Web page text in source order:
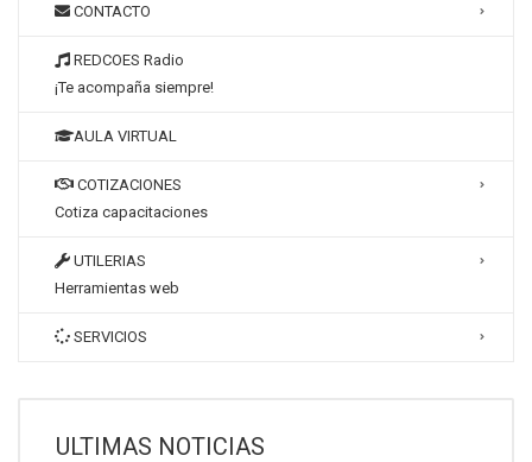
CONTACTO
REDCOES Radio
¡Te acompaña siempre!
AULA VIRTUAL
COTIZACIONES
Cotiza capacitaciones
UTILERIAS
Herramientas web
SERVICIOS
ULTIMAS NOTICIAS